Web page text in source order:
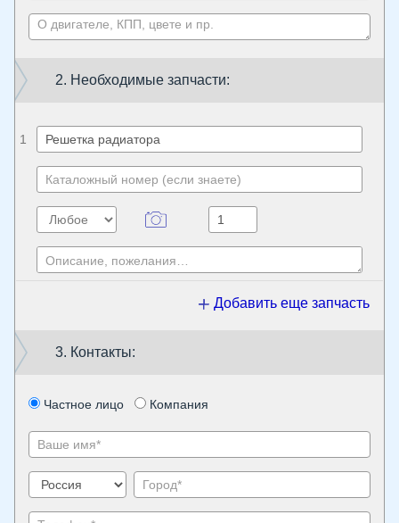
2. Необходимые запчасти:
1
Добавить еще запчасть
3. Контакты:
Частное лицо Компания